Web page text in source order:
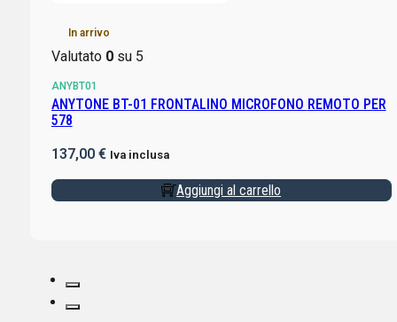
In arrivo
Valutato 0su 5
ANYBT01
ANYTONE BT-01 FRONTALINO MICROFONO REMOTO PER
578
137,00 € Iva inclusa
Aggiungi al carrello